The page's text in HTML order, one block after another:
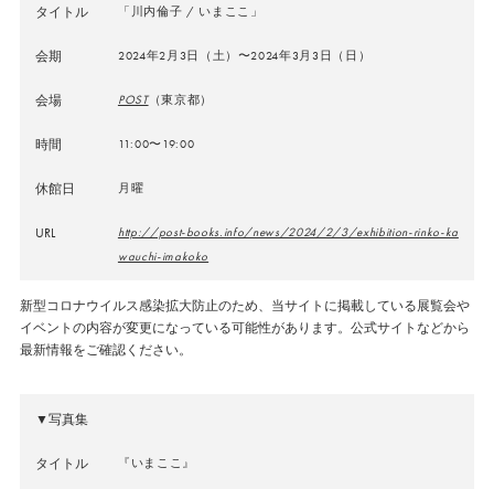
タイトル 「川内倫子 / いまここ」
会期 2024年2月3日（土）〜2024年3月3日（日）
会場 POST（東京都）
時間 11:00〜19:00
休館日 月曜
URL
http://post-books.info/news/2024/2/3/exhibition-rinko-ka
wauchi-imakoko
新型コロナウイルス感染拡大防止のため、当サイトに掲載している展覧会や
イベントの内容が変更になっている可能性があります。公式サイトなどから
最新情報をご確認ください。
▼写真集
タイトル 『いまここ』